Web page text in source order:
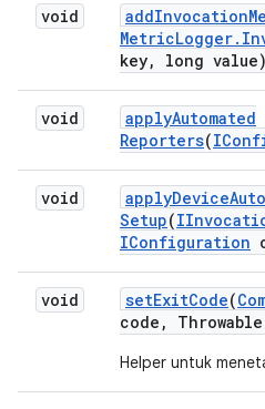
void addInvocation
MetricLogger.
key, long value)
void applyAutomated
Reporters(
void applyDevice
Setup(
IConfiguration
void setExitCode(
code ,
Helper untuk